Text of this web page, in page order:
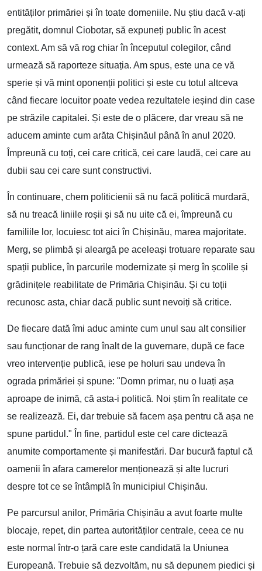
entităților primăriei și în toate domeniile. Nu știu dacă v-ați
pregătit, domnul Ciobotar, să expuneți public în acest
context. Am să vă rog chiar în începutul colegilor, când
urmează să raporteze situația. Am spus, este una ce vă
sperie și vă mint oponenții politici și este cu totul altceva
când fiecare locuitor poate vedea rezultatele ieșind din case
pe străzile capitalei. Și este de o plăcere, dar vreau să ne
aducem aminte cum arăta Chișinăul până în anul 2020.
Împreună cu toți, cei care critică, cei care laudă, cei care au
dubii sau cei care sunt constructivi.
În continuare, chem politicienii să nu facă politică murdară,
să nu treacă liniile roșii și să nu uite că ei, împreună cu
familiile lor, locuiesc tot aici în Chișinău, marea majoritate.
Merg, se plimbă și aleargă pe aceleași trotuare reparate sau
spații publice, în parcurile modernizate și merg în școlile și
grădinițele reabilitate de Primăria Chișinău. Și cu toții
recunosc asta, chiar dacă public sunt nevoiți să critice.
De fiecare dată îmi aduc aminte cum unul sau alt consilier
sau funcționar de rang înalt de la guvernare, după ce face
vreo intervenție publică, iese pe holuri sau undeva în
ograda primăriei și spune: "Domn primar, nu o luați așa
aproape de inimă, că asta-i politică. Noi știm în realitate ce
se realizează. Ei, dar trebuie să facem așa pentru că așa ne
spune partidul." În fine, partidul este cel care dictează
anumite comportamente și manifestări. Dar bucură faptul că
oamenii în afara camerelor menționează și alte lucruri
despre tot ce se întâmplă în municipiul Chișinău.
Pe parcursul anilor, Primăria Chișinău a avut foarte multe
blocaje, repet, din partea autorităților centrale, ceea ce nu
este normal într-o țară care este candidată la Uniunea
Europeană. Trebuie să dezvoltăm, nu să depunem piedici și